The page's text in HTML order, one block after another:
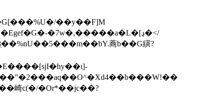
��y��F]M
崎c(�/�Or*��jc��?